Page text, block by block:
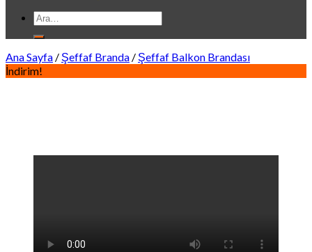
Ara:
Ana Sayfa / Şeffaf Branda / Şeffaf Balkon Brandası
İndirim!